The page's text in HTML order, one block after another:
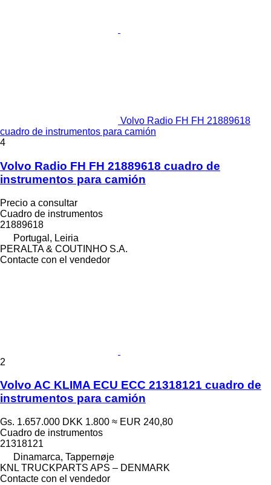
Volvo Radio FH FH 21889618
cuadro de instrumentos para camión
4
Volvo Radio FH FH 21889618 cuadro de
instrumentos para camión
Precio a consultar
Cuadro de instrumentos
21889618
Portugal, Leiria
PERALTA & COUTINHO S.A.
Contacte con el vendedor
2
Volvo AC KLIMA ECU ECC 21318121 cuadro de
instrumentos para camión
Gs. 1.657.000 DKK 1.800 ≈ EUR 240,80
Cuadro de instrumentos
21318121
Dinamarca, Tappernøje
KNL TRUCKPARTS APS – DENMARK
Contacte con el vendedor